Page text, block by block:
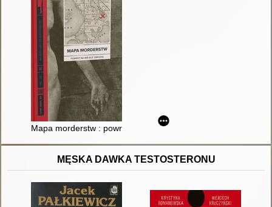
Mapa morderstw : powrót na miejsce zbrodni, od frenologii do
MĘSKA DAWKA TESTOSTERONU